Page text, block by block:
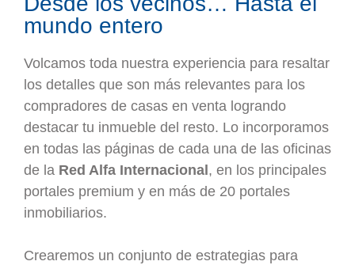
mundo entero
Volcamos toda nuestra experiencia para resaltar
los detalles que son más relevantes para los
compradores de casas en venta logrando
destacar tu inmueble del resto. Lo incorporamos
en todas las páginas de cada una de las oficinas
de la Red Alfa Internacional , en los principales
portales premium y en más de 20 portales
inmobiliarios.
Crearemos un conjunto de estrategias para